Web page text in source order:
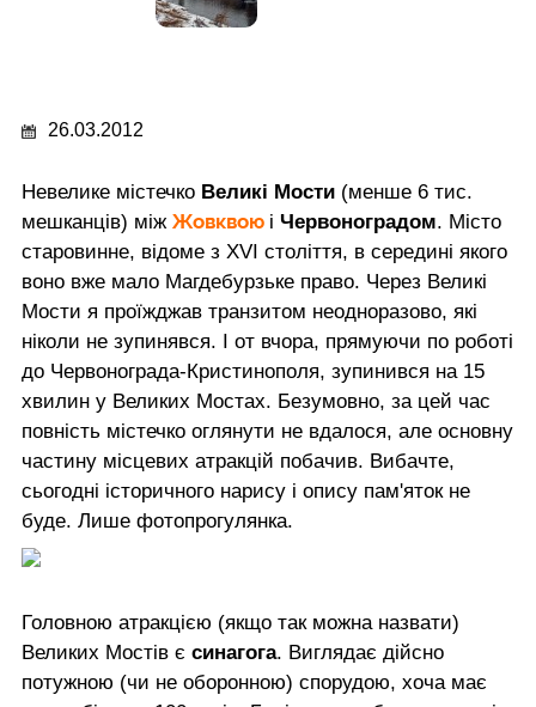
26.03.2012
Невелике містечко Великі Мости (менше 6 тис.
мешканців) між Жовквою і Червоноградом. Місто
старовинне, відоме з XVI століття, в середині якого
воно вже мало Магдебурзьке право. Через Великі
Мости я проїжджав транзитом неодноразово, які
ніколи не зупинявся. І от вчора, прямуючи по роботі
до Червонограда-Кристинополя, зупинився на 15
хвилин у Великих Мостах. Безумовно, за цей час
повність містечко оглянути не вдалося, але основну
частину місцевих атракцій побачив. Вибачте,
сьогодні історичного нарису і опису пам'яток не
буде. Лише фотопрогулянка.
Головною атракцією (якщо так можна назвати)
Великих Мостів є синагога. Виглядає дійсно
потужною (чи не оборонною) спорудою, хоча має